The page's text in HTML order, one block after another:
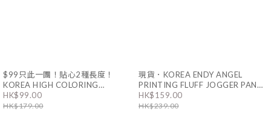
$99只此一團！貼心2種長度！
KOREA HIGH COLORING
BANDING WIDE LONG PANTS｜
13色
HK$99.00
HK$179.00
現貨．KOREA ENDY ANGEL
PRINTING FLUFF JOGGER PANTS
薄款冇毛｜3色 男女通用
HK$159.00
HK$239.00